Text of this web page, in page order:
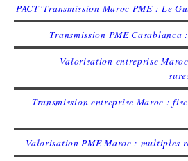
PACT’Transmission Maroc PME : Le
Transmission PME Casablanca
Valorisation entreprise
Transmission entreprise Maroc :
Valorisation PME Maroc : multiples